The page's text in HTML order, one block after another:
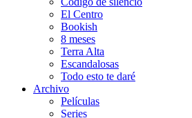
El Centro
Bookish
8 meses
Terra Alta
Escandalosas
Todo esto te daré
Archivo
Películas
Series